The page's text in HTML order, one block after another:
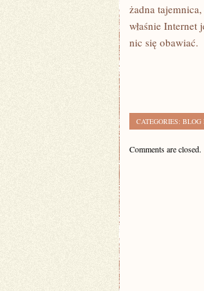
żadna
właśnie
nic się obawiać.
CATEGORIES: BLOG
Comments are closed.